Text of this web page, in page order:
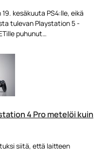
kesäkuuta PS4:lle, eikä
tulevan Playstation 5 -
puhunut…
4 Pro metelöi kuin
siitä, että laitteen